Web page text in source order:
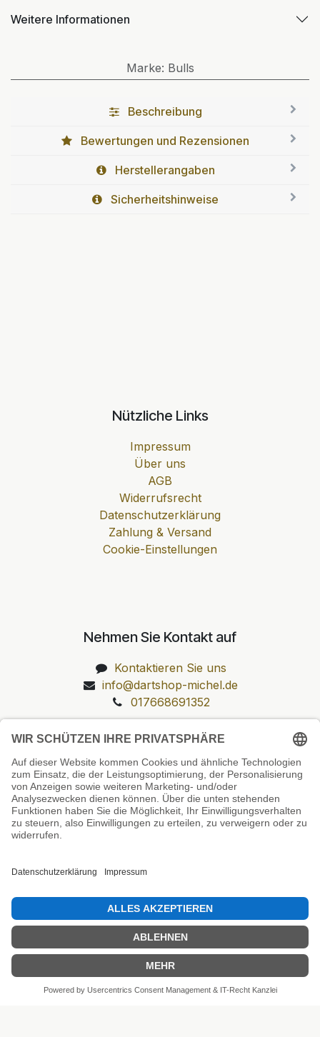
Weitere Informationen
Marke: Bulls
Beschreibung
Bewertungen und Rezensionen
Herstellerangaben
Sicherheitshinweise
Nützliche Links
Impressum
Über uns
AGB
Widerrufsrecht
Datenschutzerklärung
Zahlung & Versand
Cookie-Einstellungen
Nehmen Sie Kontakt auf
Kontaktieren Sie uns
info@dartshop-michel.de
017668691352
Unsere Prüfsiegel